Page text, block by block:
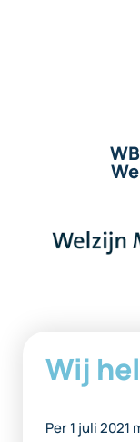
Wij
Per 1 juli